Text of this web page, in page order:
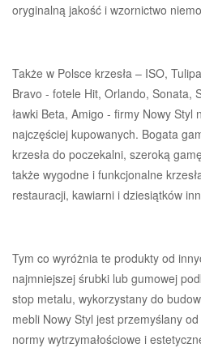
oryginalną jakość i wzornictwo
Także w Polsce krzesła – ISO,
Bravo - fotele Hit, Orlando, Sonata,
ławki Beta, Amigo - firmy Nowy Styl
najczęściej kupowanych. Bogata
krzesła do poczekalni, szeroką
także wygodne i funkcjonalne
restauracji, kawiarni i dziesiątków
Tym co wyróżnia te produkty od
najmniejszej śrubki lub gumowej
stop metalu, wykorzystany do
mebli Nowy Styl jest przemyślany
normy wytrzymałościowe i